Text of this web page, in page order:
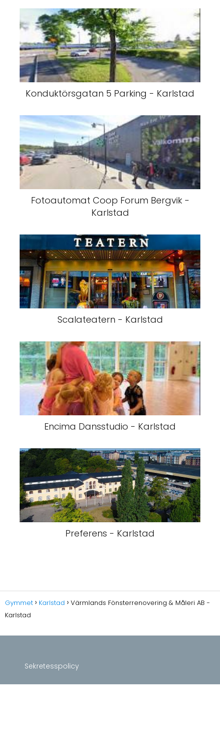
Konduktörsgatan 5 Parking - Karlstad
Fotoautomat Coop Forum Bergvik -
Karlstad
Scalateatern - Karlstad
Encima Dansstudio - Karlstad
Preferens - Karlstad
Gymmet Karlstad
Värmlands Fönsterrenovering & Måleri AB -
Karlstad
Sekretesspolicy